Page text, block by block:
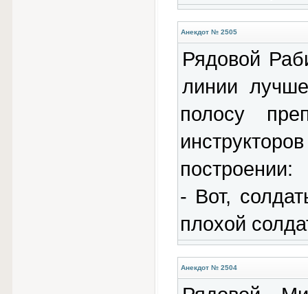
Анекдот № 2505
Рядовой
линии
полосу
построении:
- Вот,
плохой
Анекдот № 2504